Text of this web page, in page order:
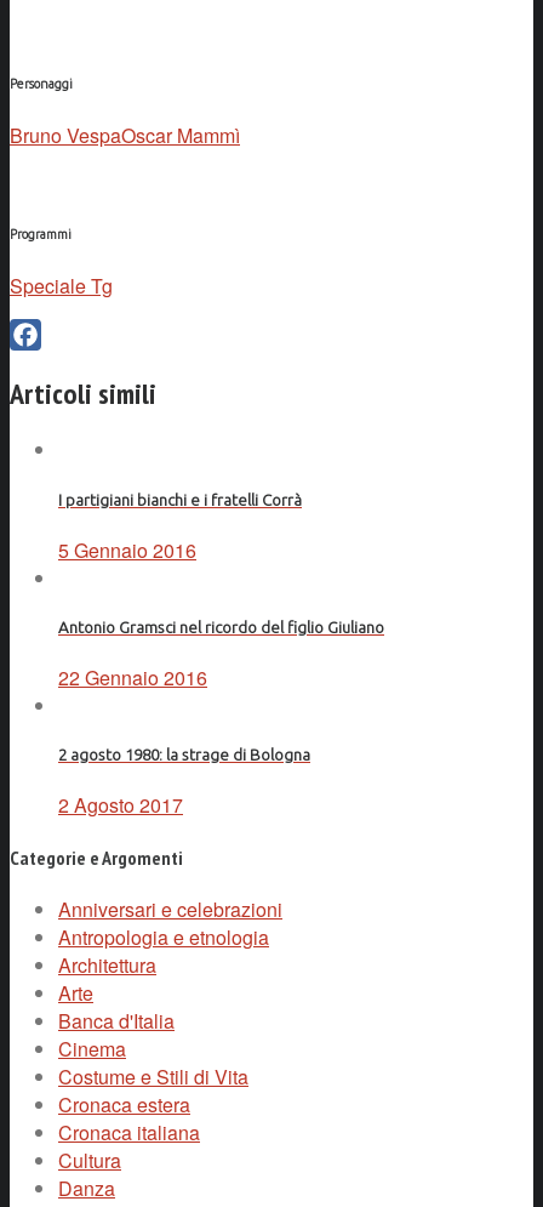
Personaggi
Bruno VespaOscar Mammì
Programmi
Speciale Tg
Articoli simili
I partigiani bianchi e i fratelli Corrà
5 Gennaio 2016
Antonio Gramsci nel ricordo del figlio Giuliano
22 Gennaio 2016
2 agosto 1980: la strage di Bologna
2 Agosto 2017
Categorie e Argomenti
Anniversari e celebrazioni
Antropologia e etnologia
Architettura
Arte
Banca d'Italia
Cinema
Costume e Stili di Vita
Cronaca estera
Cronaca italiana
Cultura
Danza